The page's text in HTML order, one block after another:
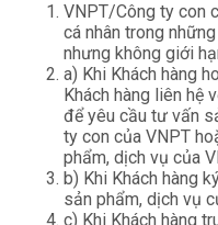
VNPT/Công ty con
cá nhân trong
nhưng không giới
a) Khi Khách hàng
Khách hàng liên hệ
để yêu cầu tư vấn
ty con của VNPT
phẩm, dịch vụ của
b) Khi Khách hàng
sản phẩm, dịch vụ
c) Khi Khách hàng